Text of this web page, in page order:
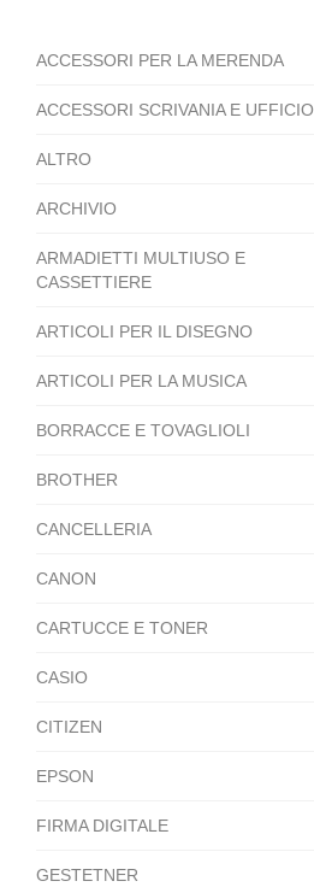
ACCESSORI PER LA MERENDA
ACCESSORI SCRIVANIA E UFFICIO
ALTRO
ARCHIVIO
ARMADIETTI MULTIUSO E
CASSETTIERE
ARTICOLI PER IL DISEGNO
ARTICOLI PER LA MUSICA
BORRACCE E TOVAGLIOLI
BROTHER
CANCELLERIA
CANON
CARTUCCE E TONER
CASIO
CITIZEN
EPSON
FIRMA DIGITALE
GESTETNER